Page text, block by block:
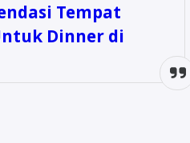
Tempat
Dinner di